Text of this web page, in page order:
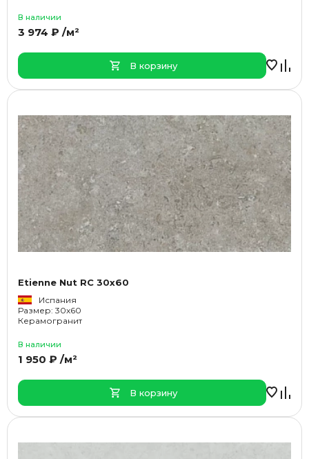
В наличии
3 974 ₽ /м²
В корзину
Etienne Nut RC 30x60
Испания
Размер: 30x60
Керамогранит
В наличии
1 950 ₽ /м²
В корзину